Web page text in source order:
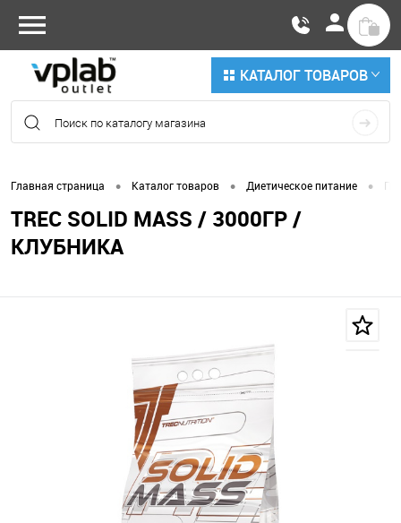
КАТАЛОГ ТОВАРОВ
Главная страница • Каталог товаров • Диетическое питание •
TREC SOLID MASS / 3000ГР /
КЛУБНИКА